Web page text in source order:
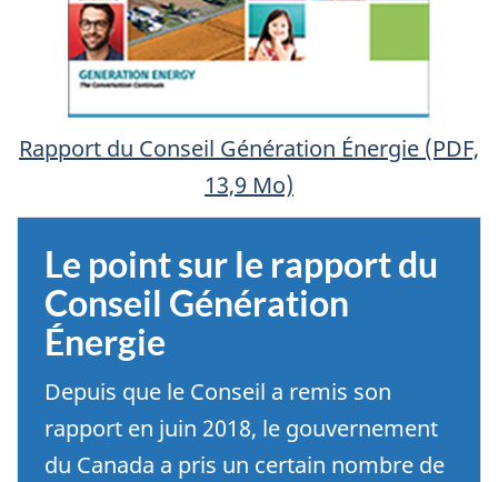
Rapport du Conseil Génération Énergie (PDF,
13,9 Mo)
Le point sur le rapport du
Conseil Génération
Énergie
Depuis que le Conseil a remis son
rapport en juin 2018, le gouvernement
du Canada a pris un certain nombre de